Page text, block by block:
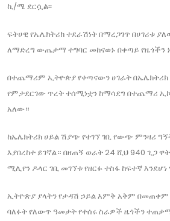
ኪ/ሜ ደርሷል፡፡
ፍትሀዊ የኤሌክትሪክ ተደራሽነት በማረጋገጥ በሀገሪቱ
ለማድረግ ውጤታማ ተግባር መከናወኑ በቀጣይ የዜጎችን
በተጨማሪም ኢትዮጵያ የቀጣናውን ሀገራት በኤሌክትሪክ
የምታደርገው ጥረት ተሰሚነቷን ከማሳደግ በተጨማሪ
አለው።
ከኤሌክትሪክ ሀይል ሽያጭ የተገኘ ገቢ የውጭ ምንዛሪ
እያበረከተ ይገኛል። በዘጠኝ ወራት 24 ሺህ 940 ጊጋ
ሚሊየን ዶላር ገቢ መገኘቱ የዘርፉ ተስፋ ከፍተኛ እንደሆነ
ኢትዮጵያ ያላትን የታዳሽ ኃይል እምቅ አቅም በመጠቀም
ባለፉት የለውጥ ዓመታት የተሰሩ ስራዎች ዜጎችን